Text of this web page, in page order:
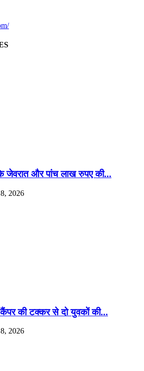
जेवरात और पांच लाख रुपए की...
2026
की टक्कर से दो युवकों की...
2026